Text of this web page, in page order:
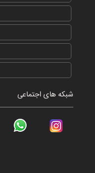
شبکه های اجتماعی